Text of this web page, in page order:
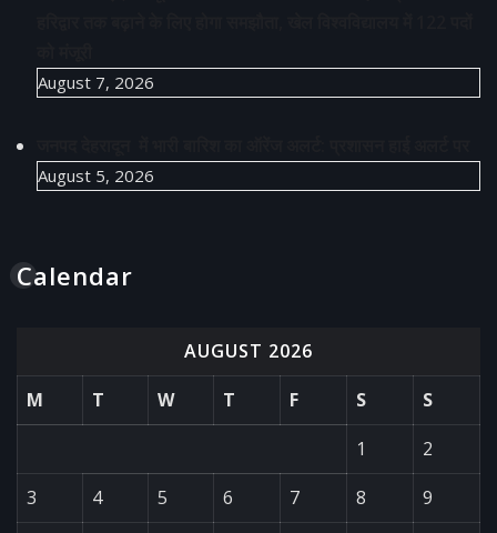
August 7, 2026
August 5, 2026
Calendar
AUGUST 2026
M
T W T F S
S
1
2
3
4 5 6 7 8
9